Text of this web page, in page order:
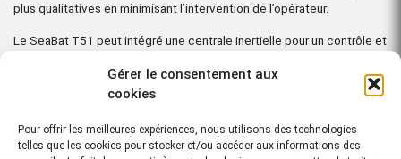
Gérer le consentement aux
cookies
Pour offrir les meilleures expériences, nous utilisons des technologies
telles que les cookies pour stocker et/ou accéder aux informations des
plus qualitatives en minimisant l’intervention de l’opérateur.
Le SeaBat T51 peut intégré une centrale inertielle pour un contrôle et